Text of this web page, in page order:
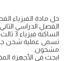
حل مادة الفيزياء
الساكنة فيزياء 3 ثالث ثانوي مسارات ف2 1446 على موقع واجباتي
تسمى عملية شحن
مشحون.
ابحث في الأجهزة